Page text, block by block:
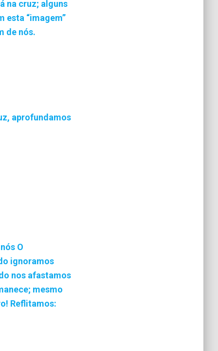
na cruz; alguns
esta “imagem”
de nós.
aprofundamos
O
ignoramos
nos afastamos
mesmo
Reflitamos: